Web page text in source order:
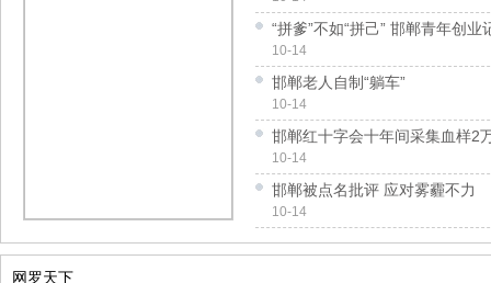
“拼爹”不如“拼己” 邯郸青年创业
10-14
邯郸老人自制“躺车”
10-14
邯郸红十字会十年间采集血样2
10-14
邯郸被点名批评 应对雾霾不力
10-14
网罗天下